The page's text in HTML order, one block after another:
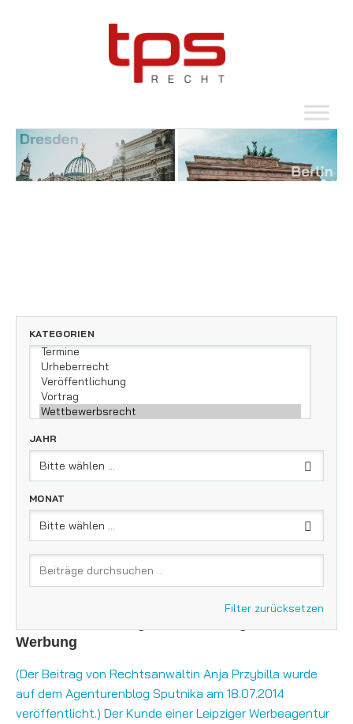
KATEGORIEN
JAHR
MONAT
Filter zurücksetzen
Werbung
(Der Beitrag von Rechtsanwältin Anja Przybilla wurde
auf dem Agentu­renblog Sputnika am 18.07.2014
veröffentlicht.) Der Kunde einer Leipziger Werbeagentur